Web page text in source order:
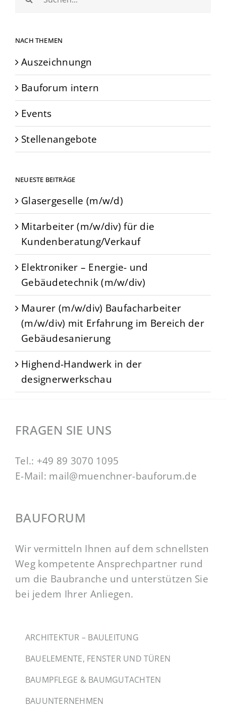
nach:
NACH THEMEN
Auszeichnungn
Bauforum intern
Events
Stellenangebote
NEUESTE BEITRÄGE
Glasergeselle (m/w/d)
Mitarbeiter (m/w/div) für die
Kundenberatung/Verkauf
Elektroniker – Energie- und
Gebäudetechnik (m/w/div)
Maurer (m/w/div) Baufacharbeiter
(m/w/div) mit Erfahrung im Bereich der
Gebäudesanierung
Highend-Handwerk in der
designerwerkschau
FRAGEN SIE UNS
Tel.: +49 89 3070 1095
E-Mail: mail@muenchner-bauforum.de
BAUFORUM
Wir vermitteln Ihnen auf dem schnellsten
Weg kompetente Ansprechpartner rund
um die Baubranche und unterstützen Sie
bei jedem Ihrer Anliegen.
ARCHITEKTUR – BAULEITUNG
BAUELEMENTE, FENSTER UND TÜREN
BAUMPFLEGE & BAUMGUTACHTEN
BAUUNTERNEHMEN